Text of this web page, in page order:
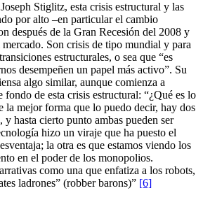
Stiglitz, esta crisis estructural y las
por alto –en particular el cambio
después de la Gran Recesión del 2008 y
mercado. Son crisis de tipo mundial y para
estructurales, o sea que “es
desempeñen un papel más activo”. Su
algo similar, aunque comienza a
fondo de esta crisis estructural: “¿Qué es lo
la mejor forma que lo puedo decir, hay dos
hasta cierto punto ambas pueden ser
hizo un viraje que ha puesto el
la otra es que estamos viendo los
en el poder de los monopolios.
como una que enfatiza a los robots,
ladrones” (robber barons)” [6]